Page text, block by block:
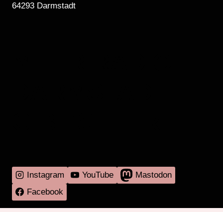
64293 Darmstadt
Instagram YouTube
Mastodon
Facebook